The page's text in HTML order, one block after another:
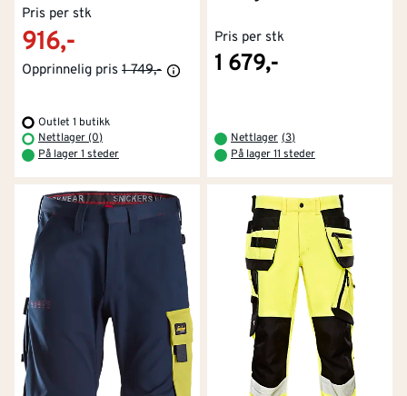
Pris per stk
916,-
Opprinnelig pris 1 749,-
Outlet 1 butikk
Nettlager (0)
På lager 1 steder
Pris per stk
1 679,-
Nettlager (3)
På lager 11 steder